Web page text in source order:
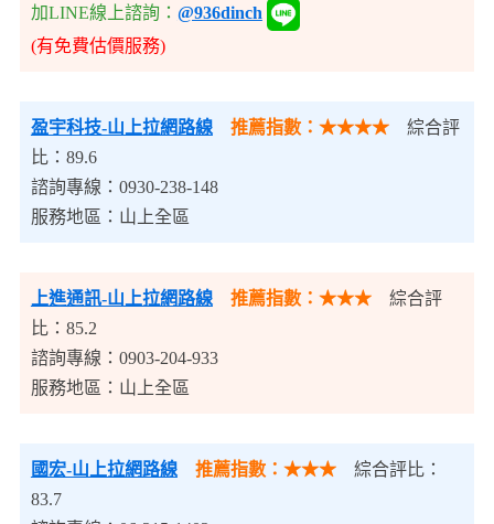
加LINE線上諮詢： @936dinch
(有免費估價服務)
盈宇科技-山上拉網路線 推薦指數：★★★★
綜合評
比：89.6
諮詢專線：0930-238-148
服務地區：山上全區
上進通訊-山上拉網路線 推薦指數：★★★
綜合評
比：85.2
諮詢專線：0903-204-933
服務地區：山上全區
國宏-山上拉網路線 推薦指數：★★★
綜合評比：
83.7